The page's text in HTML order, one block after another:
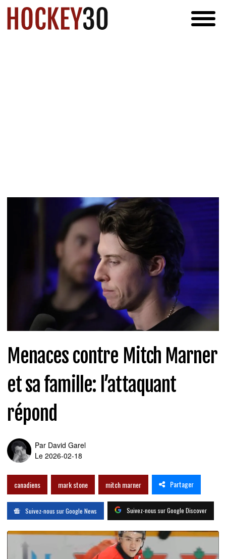
Menaces contre Mitch Marner
et sa famille: l’attaquant
répond
Par David Garel
Le 2026-02-18
canadiens mark stone mitch marner Partager
Suivez-nous sur Google News Suivez-nous sur Google Discover